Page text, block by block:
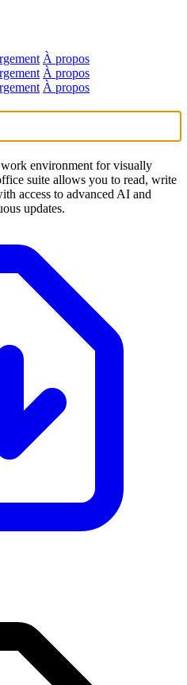
À propos
À propos
À propos
environment for visually
suite allows you to read, write
access to advanced AI and
updates.